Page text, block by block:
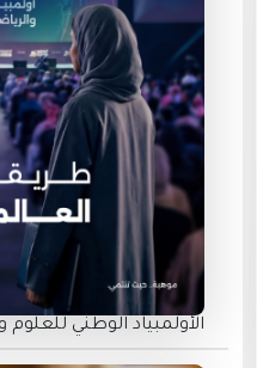
الأولمبياد الوطني